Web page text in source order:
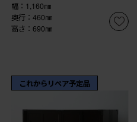
幅：1,160㎜
奥行：460㎜
高さ：690㎜
これからリペア予定品